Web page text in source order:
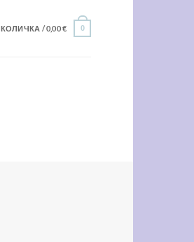
КОЛИЧКА /0,00€ 0